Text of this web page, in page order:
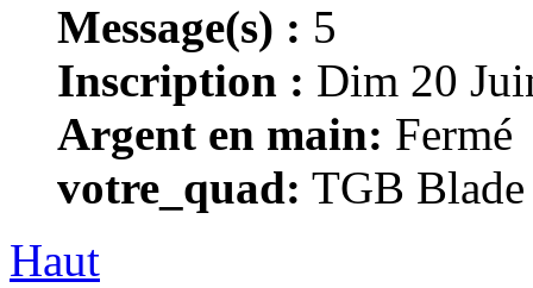
Message(s) : 5
Inscription : Dim 20
Argent en main: Fermé
votre_quad: TGB
Haut